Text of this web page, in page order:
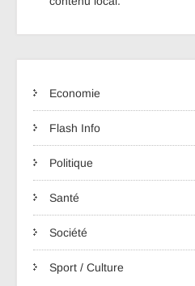
Economie
Flash Info
Politique
Santé
Société
Sport / Culture